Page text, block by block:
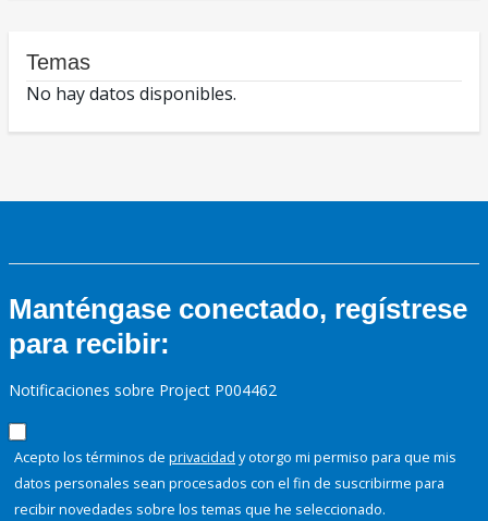
Temas
No hay datos disponibles.
Manténgase conectado, regístrese
para recibir:
Notificaciones sobre Project P004462
Acepto los términos de privacidad y otorgo mi permiso para que mis
datos personales sean procesados con el fin de suscribirme para
recibir novedades sobre los temas que he seleccionado.